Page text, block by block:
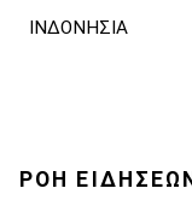
ΙΝΔΟΝΗΣΙΑ
ΡΟΗ ΕΙΔΗΣΕΩΝ